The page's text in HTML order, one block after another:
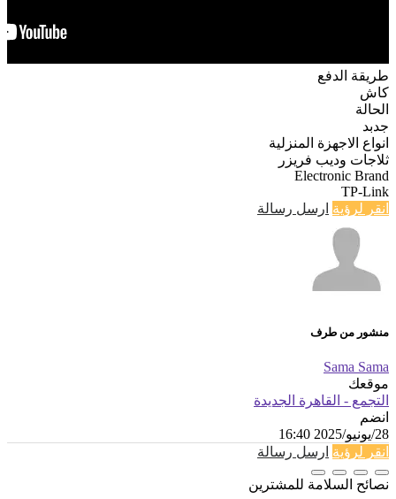
طريقة الدفع
كاش
الحالة
جدبد
انواع الاجهزة المنزلية
ثلاجات وديب فريزر
Electronic Brand
TP-Link
انقر لرؤية ارسل رسالة
منشور من طرف
Sama Sama
موقعك
التجمع - القاهرة الجديدة
انضم
28/يونيو/2025 16:40
انقر لرؤية ارسل رسالة
نصائح السلامة للمشترين